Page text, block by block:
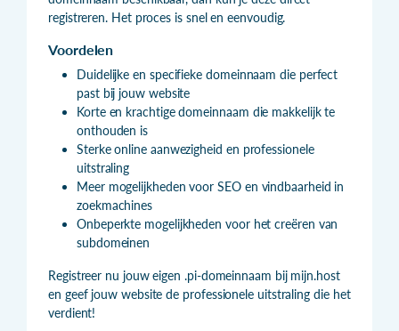
registreren. Het proces is snel en eenvoudig.
Voordelen
Duidelijke en specifieke domeinnaam die perfect
past bij jouw website
Korte en krachtige domeinnaam die makkelijk te
onthouden is
Sterke online aanwezigheid en professionele
uitstraling
Meer mogelijkheden voor SEO en vindbaarheid in
zoekmachines
Onbeperkte mogelijkheden voor het creëren van
subdomeinen
Registreer nu jouw eigen .pi-domeinnaam bij mijn.host
en geef jouw website de professionele uitstraling die het
verdient!